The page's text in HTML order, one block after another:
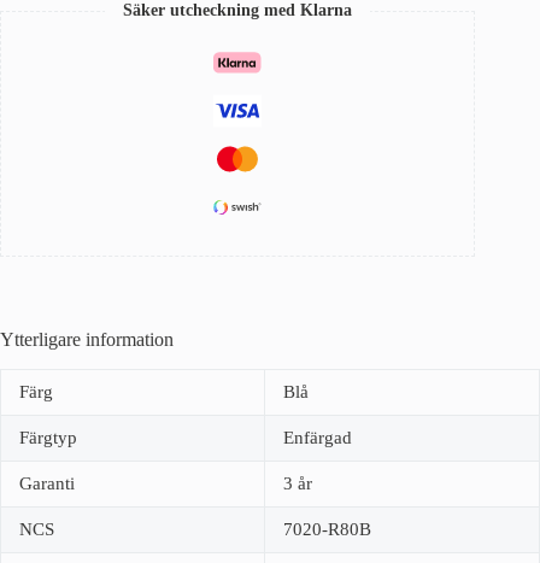
Säker utcheckning med Klarna
Ytterligare information
Färg Blå
Färgtyp Enfärgad
Garanti 3 år
NCS 7020-R80B